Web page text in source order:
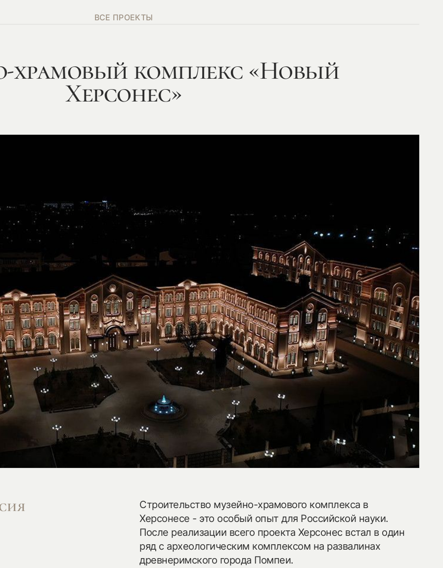
посмотреть на карте
смотреть
ВСЕ ПРОЕКТЫ
храмовый комплекс «Новый
Херсонес»
Строительство музейно-храмового комплекса в
Херсонесе - это особый опыт для Российской науки.
После реализации всего проекта Херсонес встал в один
ряд с археологическим комплексом на развалинах
древнеримского города Помпеи.